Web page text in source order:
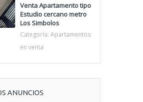
Venta Apartamento tipo
Estudio cercano metro
Los Simbolos
Categoría: Apartamentos
en venta
ANUNCIOS